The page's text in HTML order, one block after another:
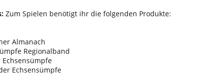
Zum Spielen benötigt ihr die folgenden Produkte:
Almanach
Regionalband
Echsensümpfe
Echsensümpfe